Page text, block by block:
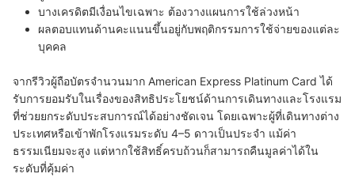
บางเครดิตมีเงื่อนไขเฉพาะ ต้องวางแผนการใช้ล่วงหน้า
ผลตอบแทนด้านคะแนนขึ้นอยู่กับพฤติกรรมการใช้จ่ายของแต่ละ
บุคคล
จากรีวิวผู้ถือบัตรจำนวนมาก American Express Platinum Card ได้
รับการยอมรับในเรื่องของสิทธิประโยชน์ด้านการเดินทางและโรงแรม
ที่ช่วยยกระดับประสบการณ์ได้อย่างชัดเจน โดยเฉพาะผู้ที่เดินทางต่าง
ประเทศหรือเข้าพักโรงแรมระดับ 4–5 ดาวเป็นประจำ แม้ค่า
ธรรมเนียมจะสูง แต่หากใช้สิทธิ์ครบถ้วนก็สามารถคืนมูลค่าได้ใน
ระดับที่คุ้มค่า